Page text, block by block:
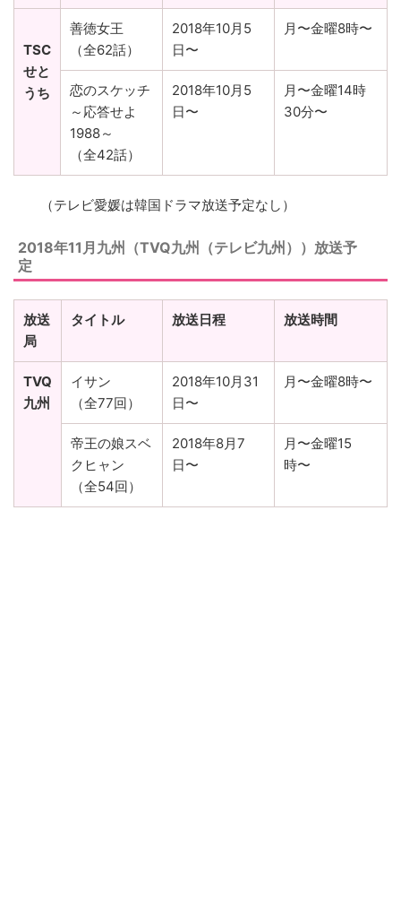
TSC
せと
うち
善徳女王
（全62話）
2018年10月5
日〜
月〜金曜8時〜
恋のスケッチ
～応答せよ
1988～
（全42話）
2018年10月5
日〜
月〜金曜14時
30分〜
（テレビ愛媛は韓国ドラマ放送予定なし）
2018年11月九州（TVQ九州（テレビ九州））放送予
定
放送
局
タイトル 放送日程 放送時間
TVQ
九州
イサン
（全77回）
2018年10月31
日〜
月〜金曜8時〜
帝王の娘スベ
クヒャン
（全54回）
2018年8月7
日〜
月〜金曜15
時〜